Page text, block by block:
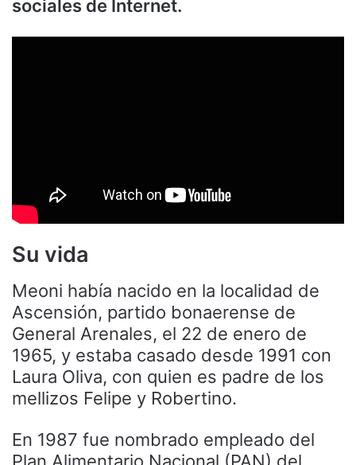
sociales de Internet.
Su vida
Meoni había nacido en la localidad de
Ascensión, partido bonaerense de
General Arenales, el 22 de enero de
1965, y estaba casado desde 1991 con
Laura Oliva, con quien es padre de los
mellizos Felipe y Robertino.
En 1987 fue nombrado empleado del
Plan Alimentario Nacional (PAN) del